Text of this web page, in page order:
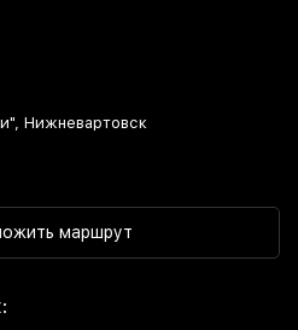
Нижневартовск
маршрут